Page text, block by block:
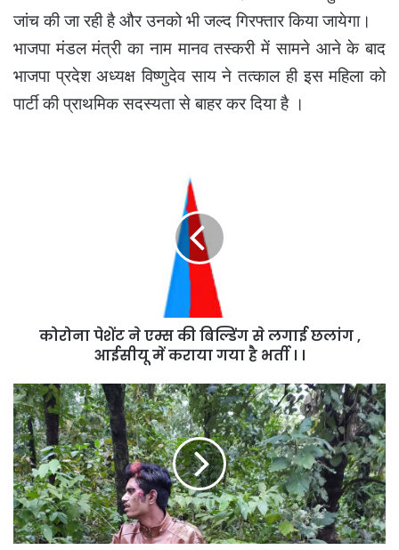
जांच की जा रही है और उनको भी जल्द गिरफ्तार किया जायेगा।
भाजपा मंडल मंत्री का नाम मानव तस्करी में सामने आने के बाद
भाजपा प्रदेश अध्यक्ष विष्णुदेव साय ने तत्काल ही इस महिला को
पार्टी की प्राथमिक सदस्यता से बाहर कर दिया है ।
कराया
गया
है
भर्ती
।
।
कोरोना पेशेंट ने एम्स की बिल्डिंग से लगाई छलांग ,
आईसीयू में कराया गया है भर्ती । ।
बेलगहना
-
कार
और
बाईक
सवारों
की
हुई
भीड़ंत।